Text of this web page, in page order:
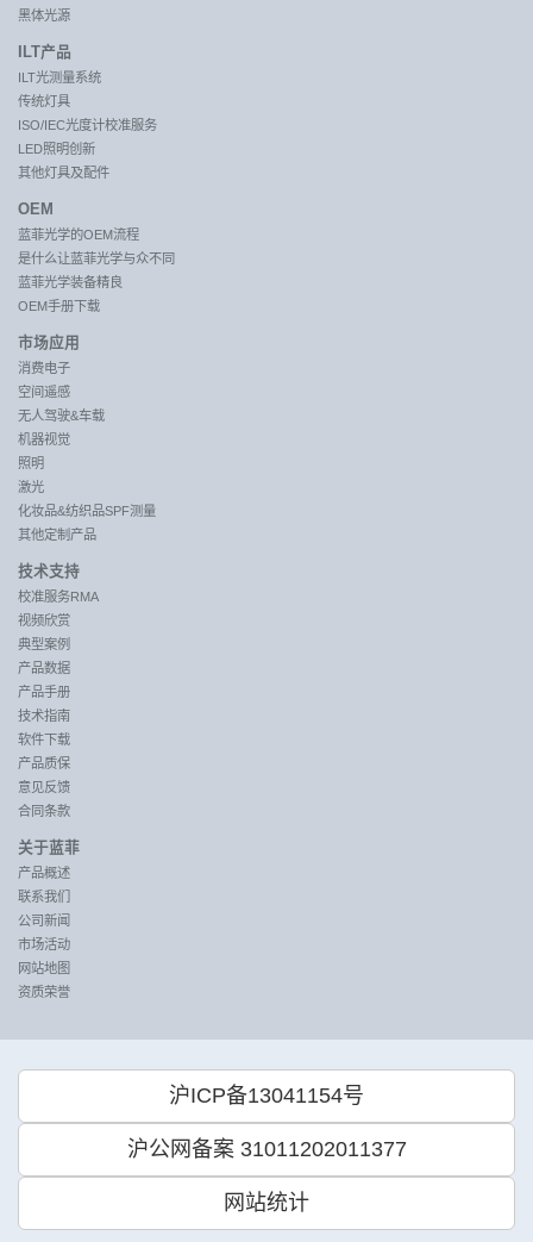
黑体光源
ILT产品
ILT光测量系统
传统灯具
ISO/IEC光度计校准服务
LED照明创新
其他灯具及配件
OEM
蓝菲光学的OEM流程
是什么让蓝菲光学与众不同
蓝菲光学装备精良
OEM手册下载
市场应用
消费电子
空间遥感
无人驾驶&车载
机器视觉
照明
激光
化妆品&纺织品SPF测量
其他定制产品
技术支持
校准服务RMA
视频欣赏
典型案例
产品数据
产品手册
技术指南
软件下载
产品质保
意见反馈
合同条款
关于蓝菲
产品概述
联系我们
公司新闻
市场活动
网站地图
资质荣誉
沪ICP备13041154号
沪公网备案 31011202011377
网站统计